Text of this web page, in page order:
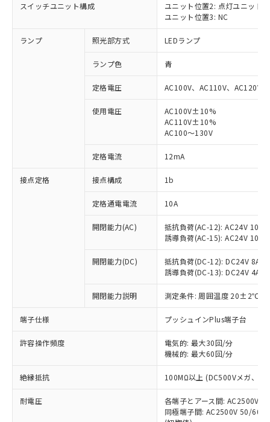
スイッチユニット構成
ユニット位置2: 点灯ユニット
ユニット位置3: NC
ランプ 照光部方式 LEDランプ
ランプ色 青
定格電圧 AC100V、AC110V、AC120V
使用電圧
AC100V±10%
AC110V±10%
AC100～130V
定格電流 12mA
接点定格 接点構成 1b
定格通電電流 10A
開閉能力(AC)
抵抗負荷(AC-12): AC24V 10A/
誘導負荷(AC-15): AC24V
開閉能力(DC)
抵抗負荷(DC-12): DC24V 8A/
誘導負荷(DC-13): DC24V 4A/
開閉能力説明 測定条件: 周囲温度 20±2℃、
端子仕様 プッシュインPlus端子台
許容操作頻度
電気的: 最大30回/分
機械的: 最大60回/分
絶縁抵抗 100MΩ以上 (DC500Vメガ、点
耐電圧
各端子とアース間: AC2500V
同極端子間: AC2500V 50/
ご利用条件
以下の条件をお読みいただき、同意のうえ
本サービスは、当社制御機器事業取扱
商品の当社在庫状況および標準価格
(税抜)を提供させていただくもので
当社制御機器事業取扱商品の中には、
ことをご了承ください。
在庫状況および標準価格照会結果は、
記載している更新日時点での社内デー
タに基づき作成されるものであり、閲
覧された時点での実際の在庫および標
準価格とは異なる場合があることをご
対応済み：EU RoHS指令（10物質）の
非含有に対応した製品が提供可能な商品で
す。
対応予定：EU RoHS指令（10物質）の非含
有に対応した製品に切り替える予定のある
対応予定なし：EU RoHS指令（10物質）の
非含有に非対応の商品で、対応品を出す予
調査・確認中：EU RoHS指令（10物質）の
非含有の対応状況を調査中または確認中の
非該当品：ライセンス料など無形物で、有
害物質有無と関係のない商品です。
仕入先様の事情により、非含有部品として
いたものが、含有品と判明した場合などや
むを得ず変更することがあります。
*EU RoHS指令（10物質）：
鉛(Pb) 1000ppm以下、 水銀(Hg) 1000ppm以下、 カド
六価クロム(Cr(Ⅵ)) 1000ppm以下、ポリ臭化ビフェニル
類(PBB) 1000ppm以下、ポリ臭化ジフェニルエーテル類
「○」：最大均質材料含有率が中国RoHSの
基準値以下であることを示します。
「×」：最大均質材料含有率が中国RoHSの
基準値を超えていることを示します。
「－」：未確認です。当社販売部門へお問
*中国RoHS10物質の基準値 (GB/T26572)：
Pb(鉛) :1000ppm、 Hg(水銀) : 1000ppm、 Cd(カドミウ
Cr(Ⅵ)(六価クロム) : 1000ppm、 PBBs(ポリ臭化ビフェ
当社は、これら貴社製品のうち、外国
為替および外国貿易法に定める商品
または国外への提供する場合は、日本
国政府の輸出許可(または役務取引許
可)を取得するなどの必要な手続きを